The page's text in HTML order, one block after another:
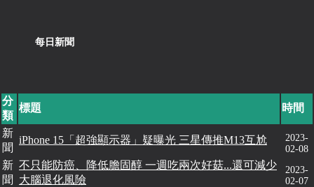
每日新聞
分
類
標題 時間
新
聞
iPhone 15「超強顯示器」疑曝光 三星傳推M13互尬
2023-
02-08
新
聞
不只能防癌、降低膽固醇 一週吃兩次好菇...還可減少
大腦退化風險
2023-
02-07